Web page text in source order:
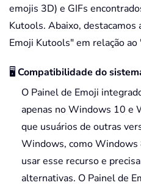
emojis 3D) e GIFs
Kutools. Abaixo, destacamos
Emoji Kutools" em relação
🖥️ Compatibilidade do
O Painel de Emoji
apenas no Windows 10 e
que usuários de outras
Windows, como Windows
usar esse recurso e
alternativas. O Painel de